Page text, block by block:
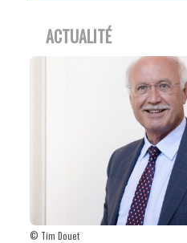
ACTUALITÉ
© Tim Douet